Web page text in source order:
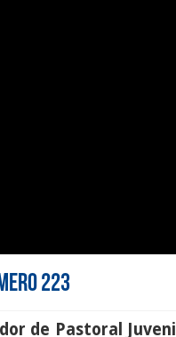
223
de Pastoral Juvenil